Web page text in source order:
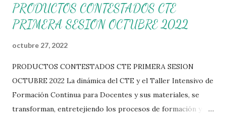
PRODUCTOS CONTESTADOS CTE
PRIMERA SESION OCTUBRE 2022
octubre 27, 2022
PRODUCTOS CONTESTADOS CTE PRIMERA SESION
OCTUBRE 2022 La dinámica del CTE y el Taller Intensivo de
Formación Continua para Docentes y sus materiales, se
transforman, entretejiendo los procesos de formación y de